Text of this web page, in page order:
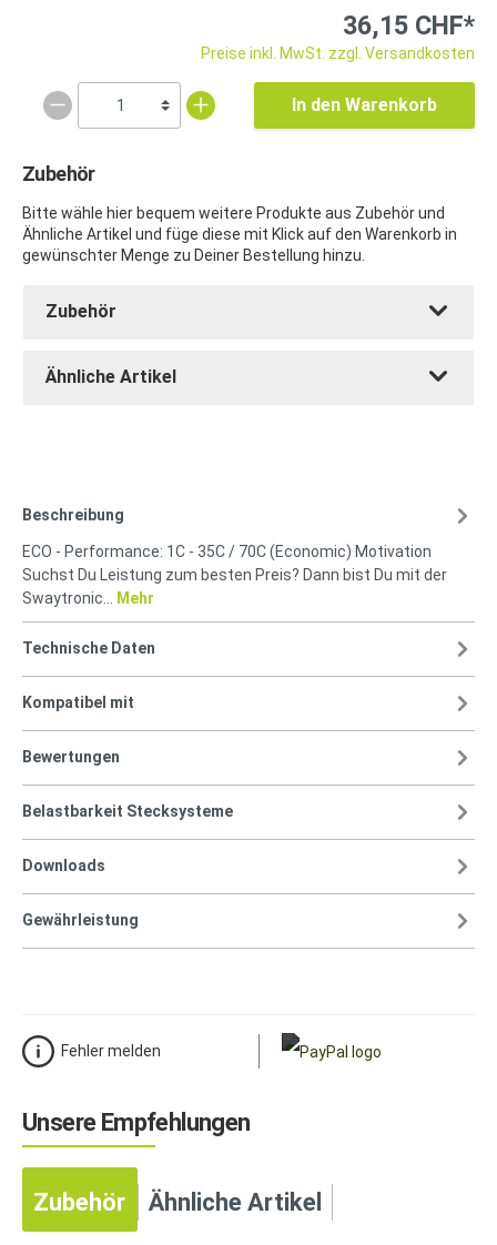
36,15 CHF*
Preise inkl. MwSt. zzgl. Versandkosten
In den Warenkorb
Zubehör
Bitte wähle hier bequem weitere Produkte aus Zubehör und
Ähnliche Artikel und füge diese mit Klick auf den Warenkorb in
gewünschter Menge zu Deiner Bestellung hinzu.
Zubehör
Ähnliche Artikel
Beschreibung
ECO - Performance: 1C - 35C / 70C (Economic) Motivation
Suchst Du Leistung zum besten Preis? Dann bist Du mit der
Swaytronic… Mehr
Technische Daten
Kompatibel mit
Bewertungen
Belastbarkeit Stecksysteme
Downloads
Gewährleistung
Fehler melden
Unsere Empfehlungen
Zubehör Ähnliche Artikel